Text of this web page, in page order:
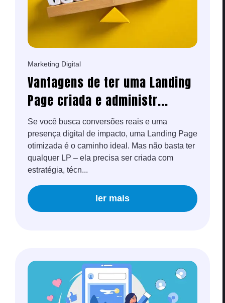
Marketing Digital
Vantagens de ter uma Landing
Page criada e administr...
Se você busca conversões reais e uma
presença digital de impacto, uma Landing Page
otimizada é o caminho ideal. Mas não basta ter
qualquer LP – ela precisa ser criada com
estratégia, técn...
ler mais